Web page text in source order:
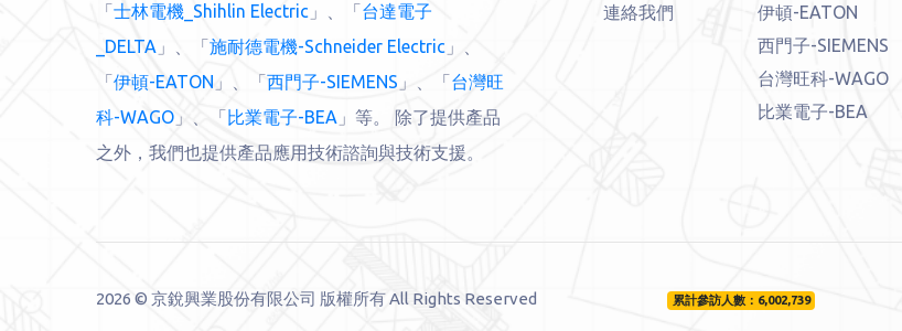
「士林電機_Shihlin Electric 」、「台達電子
_DELTA 」、「施耐德電機-Schneider Electric 」、
「伊頓-EATON 」、「西門子-SIEMENS 」、「台灣旺
科-WAGO 」、「比業電子-BEA 」等。 除了提供產品
之外，我們也提供產品應用技術諮詢與技術支援。
連絡我們
伊頓-EATON
西門子-SIEMENS
台灣旺科-WAGO
比業電子-BEA
2026 © 京銳興業股份有限公司 版權所有 All Rights Reserved 累計參訪人數：6,002,739